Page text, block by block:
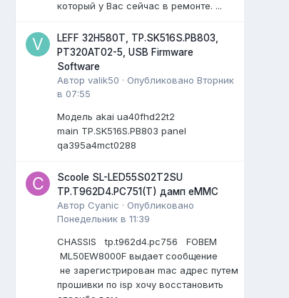
который у Вас сейчас в ремонте. ...
LEFF 32H580T, TP.SK516S.PB803,
PT320AT02-5, USB Firmware
Software
Авторvalik50 · ОпубликованоВторник
в 07:55
Модель akai ua40fhd22t2
main TP.SK516S.PB803 panel
qa395a4mct0288
Scoole SL-LED55S02T2SU
TP.T962D4.PC751(T) дамп eMMC
Автор Cyanic · Опубликовано
Понедельник в 11:39
CHASSIS tp.t962d4.pc756 FOBEM
ML50EW8000F выдает сообщение
не зарегистрирован mac адрес путем
прошивки по isp хочу восстановить